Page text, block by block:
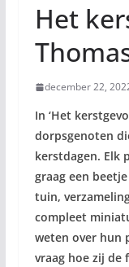
Het
december 22,
In ‘Het
dorpsgenoten
kerstdagen. Elk
graag een
tuin,
compleet
weten over hun
vraag hoe zij de